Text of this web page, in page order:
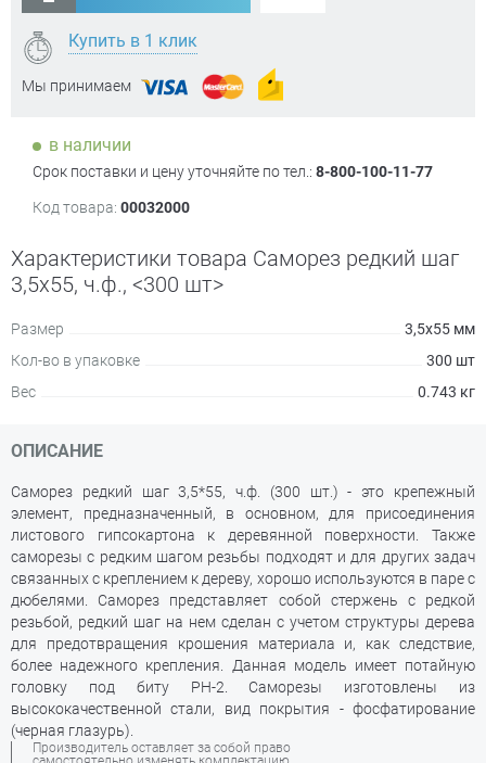
Купить в 1 клик
Мы принимаем
в наличии
Срок поставки и цену уточняйте по тел.: 8-800-100-11-77
Код товара: 00032000
Характеристики товара Саморез редкий шаг
3,5х55, ч.ф., <300 шт>
Размер
3,5х55 мм
Кол-во в упаковке
300 шт
Вес
0.743 кг
ОПИСАНИЕ
Саморез редкий шаг 3,5*55, ч.ф. (300 шт.) - это крепежный
элемент, предназначенный, в основном, для присоединения
листового гипсокартона к деревянной поверхности. Также
саморезы с редким шагом резьбы подходят и для других задач
связанных с креплением к дереву, хорошо используются в паре с
дюбелями. Саморез представляет собой стержень с редкой
резьбой, редкий шаг на нем сделан с учетом структуры дерева
для предотвращения крошения материала и, как следствие,
более надежного крепления. Данная модель имеет потайную
головку под биту РН-2. Саморезы изготовлены из
высококачественной стали, вид покрытия - фосфатирование
(черная глазурь).
Производитель оставляет за собой право